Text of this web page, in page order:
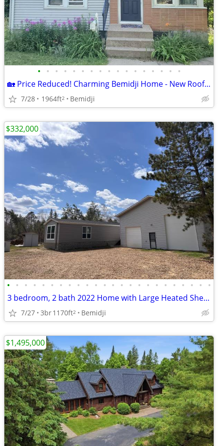
• • • • • • • • • • • • • • • • •
🏡 Price Reduced! Charming Bemidji Home - New Roof - $179,900
7/28 1964ft2 Bemidji
• • • • • • • • • • • • • • • • • • • • • • • •
3 bedroom, 2 bath 2022 Home with Large Heated Shed on Five Acres
7/27 3br1170ft2 Bemidji
$332,000
$1,495,000